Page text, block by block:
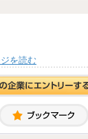
を読む